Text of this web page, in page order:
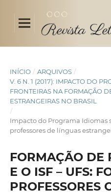
INÍCIO / ARQUIVOS /
V. 6 N. 1 (2017): IMPACTO DO
FRONTEIRAS NA FORMAÇÃO
ESTRANGEIRAS NO BRASIL
/
Impacto do Programa Idiomas
professores de línguas
FORMAÇÃO DE
E O ISF – UFS:
PROFESSORES